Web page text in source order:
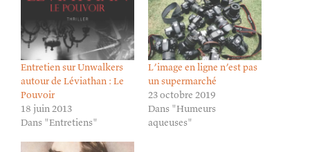
Entretien sur Unwalkers
autour de Léviathan : Le
Pouvoir
18 juin 2013
Dans "Entretiens"
L’image en ligne n’est pas
un supermarché
23 octobre 2019
Dans "Humeurs
aqueuses"